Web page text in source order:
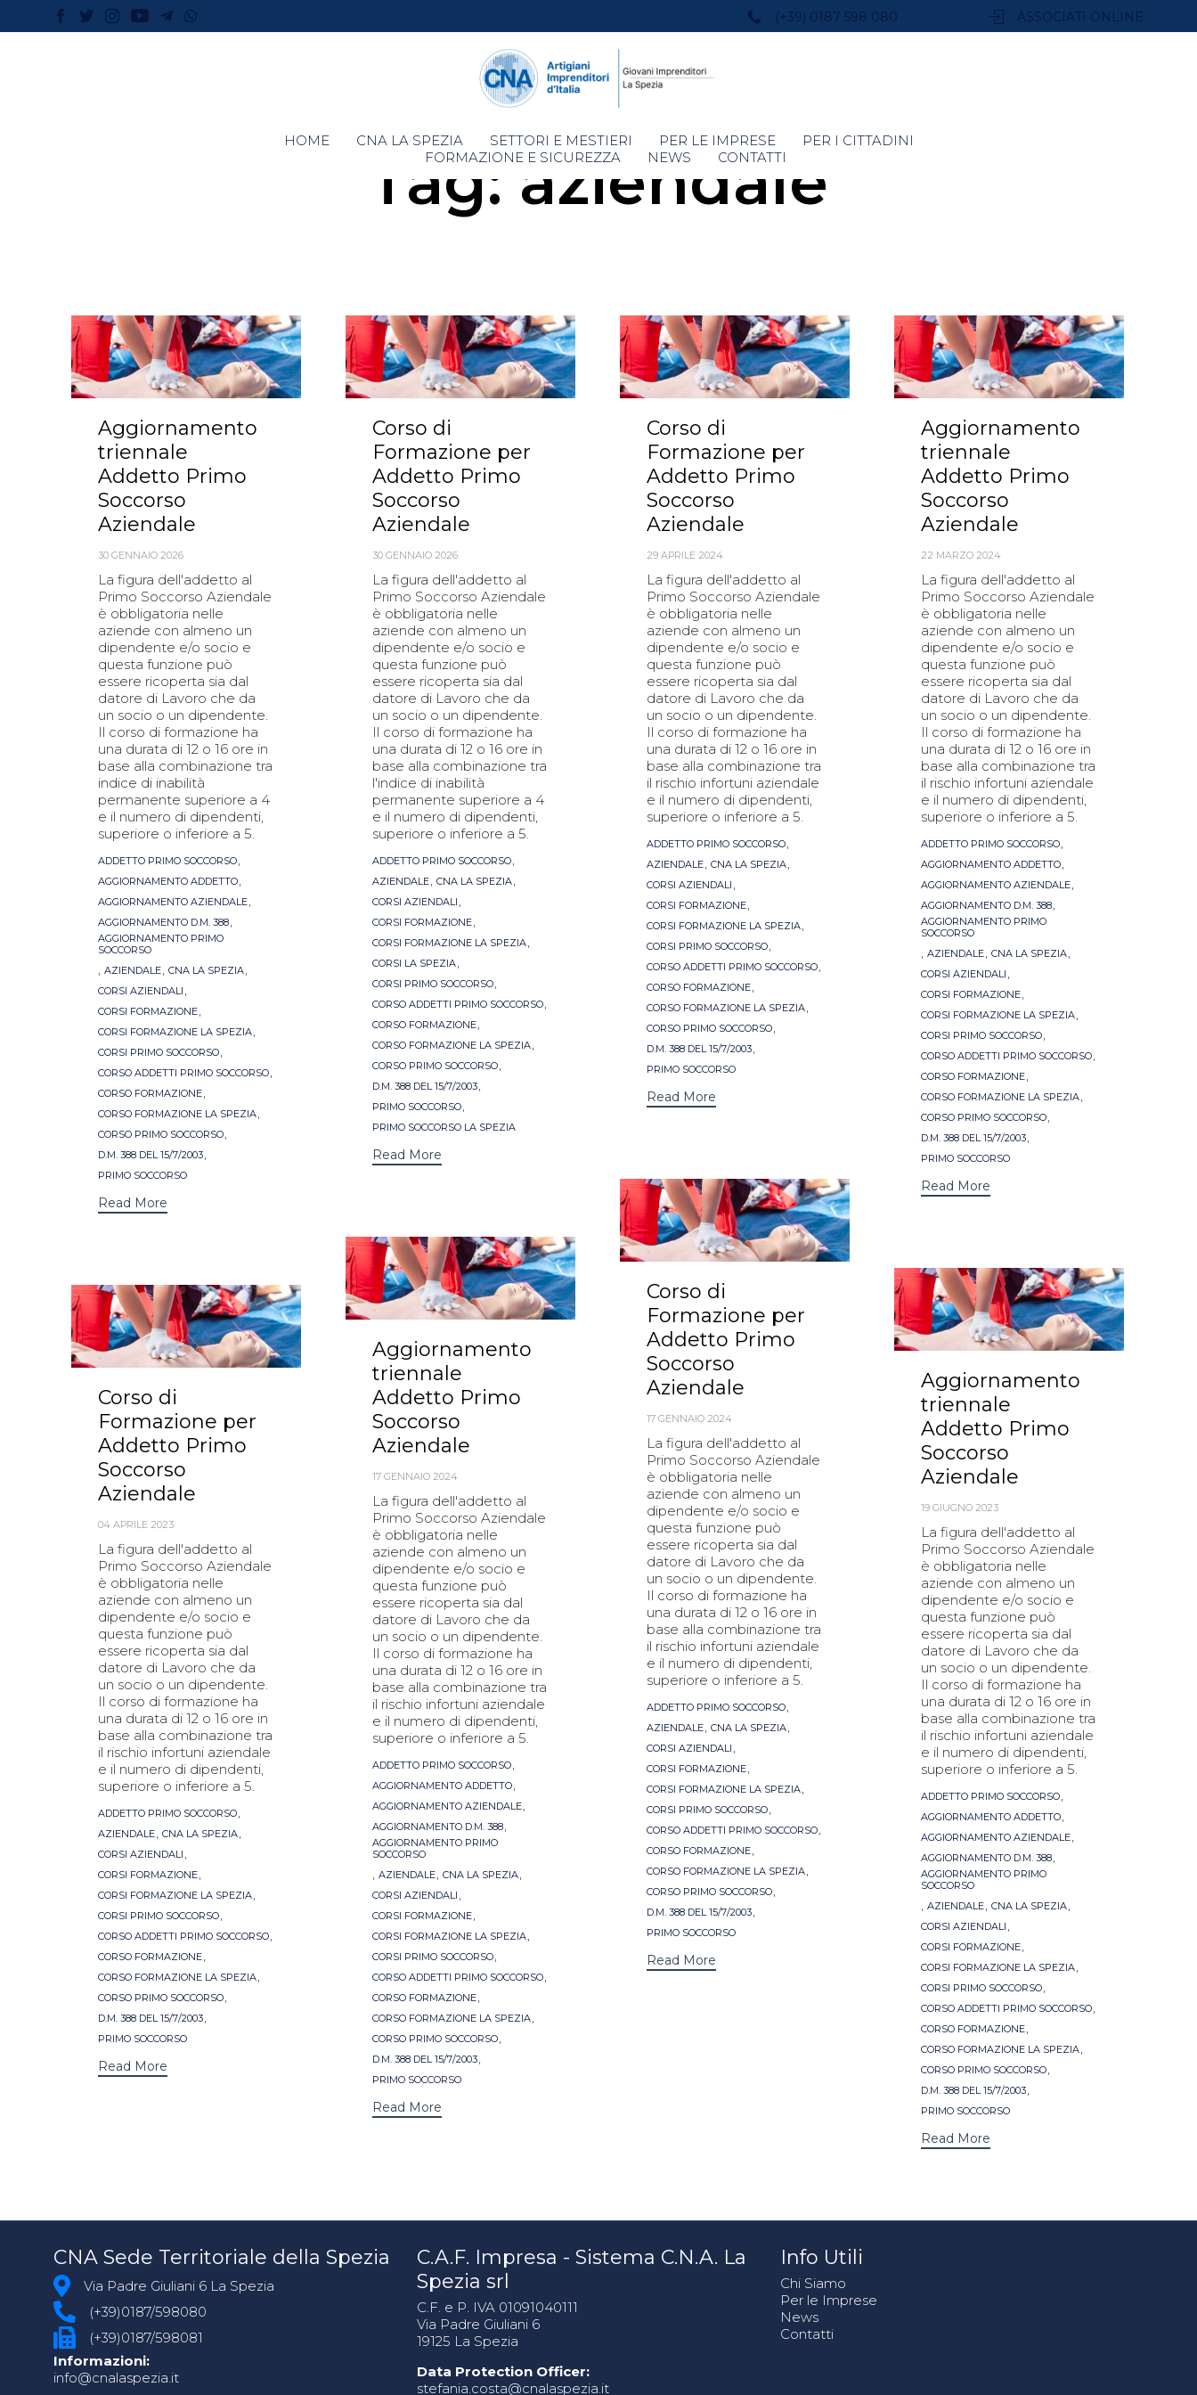
(+39) 0187 598 080 ASSOCIATI ONLINE
Skip
to
HOME CNA LA SPEZIA SETTORI E MESTIERI PER LE IMPRESE
PER I CITTADINI
FORMAZIONE E SICUREZZA
NEWS CONTATTI
Tag:aziendale
Aggiornamento
triennale
Addetto Primo
Soccorso
Aziendale
30 GENNAIO 2026
La figura dell'addetto al
Primo Soccorso Aziendale
è obbligatoria nelle
aziende con almeno un
dipendente e/o socio e
questa funzione può
essere ricoperta sia dal
datore di Lavoro che da
un socio o un dipendente.
Il corso di formazione ha
una durata di 12 o 16 ore in
base alla combinazione tra
indice di inabilità
permanente superiore a 4
e il numero di dipendenti,
superiore o inferiore a 5.
Tags
ADDETTO PRIMO SOCCORSO,
AGGIORNAMENTO ADDETTO,
AGGIORNAMENTO AZIENDALE,
AGGIORNAMENTO D.M. 388,
AGGIORNAMENTO PRIMO
SOCCORSO
, AZIENDALE, CNA LA SPEZIA,
CORSI AZIENDALI ,
CORSI FORMAZIONE,
CORSI FORMAZIONE LA SPEZIA,
CORSI PRIMO SOCCORSO,
CORSO ADDETTI PRIMO SOCCORSO,
CORSO FORMAZIONE,
CORSO FORMAZIONE LA SPEZIA,
CORSO PRIMO SOCCORSO,
D.M. 388 DEL 15/7/2003,
PRIMO SOCCORSO
Read More
Corso di
Formazione per
Addetto Primo
Soccorso
Aziendale
30 GENNAIO 2026
La figura dell'addetto al
Primo Soccorso Aziendale
è obbligatoria nelle
aziende con almeno un
dipendente e/o socio e
questa funzione può
essere ricoperta sia dal
datore di Lavoro che da
un socio o un dipendente.
Il corso di formazione ha
una durata di 12 o 16 ore in
base alla combinazione tra
l'indice di inabilità
permanente superiore a 4
e il numero di dipendenti,
superiore o inferiore a 5.
Tags
ADDETTO PRIMO SOCCORSO,
AZIENDALE, CNA LA SPEZIA,
CORSI AZIENDALI ,
CORSI FORMAZIONE,
CORSI FORMAZIONE LA SPEZIA,
CORSI LA SPEZIA,
CORSI PRIMO SOCCORSO,
CORSO ADDETTI PRIMO SOCCORSO,
CORSO FORMAZIONE,
CORSO FORMAZIONE LA SPEZIA,
CORSO PRIMO SOCCORSO,
D.M. 388 DEL 15/7/2003,
PRIMO SOCCORSO,
PRIMO SOCCORSO LA SPEZIA
Read More
Corso di
Formazione per
Addetto Primo
Soccorso
Aziendale
29 APRILE 2024
La figura dell'addetto al
Primo Soccorso Aziendale
è obbligatoria nelle
aziende con almeno un
dipendente e/o socio e
questa funzione può
essere ricoperta sia dal
datore di Lavoro che da
un socio o un dipendente.
Il corso di formazione ha
una durata di 12 o 16 ore in
base alla combinazione tra
il rischio infortuni aziendale
e il numero di dipendenti,
superiore o inferiore a 5.
Tags
ADDETTO PRIMO SOCCORSO,
AZIENDALE, CNA LA SPEZIA,
CORSI AZIENDALI ,
CORSI FORMAZIONE,
CORSI FORMAZIONE LA SPEZIA,
CORSI PRIMO SOCCORSO,
CORSO ADDETTI PRIMO SOCCORSO,
CORSO FORMAZIONE,
CORSO FORMAZIONE LA SPEZIA,
CORSO PRIMO SOCCORSO,
D.M. 388 DEL 15/7/2003,
PRIMO SOCCORSO
Read More
Aggiornamento
triennale
Addetto Primo
Soccorso
Aziendale
22 MARZO 2024
La figura dell'addetto al
Primo Soccorso Aziendale
è obbligatoria nelle
aziende con almeno un
dipendente e/o socio e
questa funzione può
essere ricoperta sia dal
datore di Lavoro che da
un socio o un dipendente.
Il corso di formazione ha
una durata di 12 o 16 ore in
base alla combinazione tra
il rischio infortuni aziendale
e il numero di dipendenti,
superiore o inferiore a 5.
Tags
ADDETTO PRIMO SOCCORSO,
AGGIORNAMENTO ADDETTO,
AGGIORNAMENTO AZIENDALE,
AGGIORNAMENTO D.M. 388,
AGGIORNAMENTO PRIMO
SOCCORSO
, AZIENDALE, CNA LA SPEZIA,
CORSI AZIENDALI ,
CORSI FORMAZIONE,
CORSI FORMAZIONE LA SPEZIA,
CORSI PRIMO SOCCORSO,
CORSO ADDETTI PRIMO SOCCORSO,
CORSO FORMAZIONE,
CORSO FORMAZIONE LA SPEZIA,
CORSO PRIMO SOCCORSO,
D.M. 388 DEL 15/7/2003,
PRIMO SOCCORSO
Read More
Corso di
Formazione per
Addetto Primo
Soccorso
Aziendale
17 GENNAIO 2024
La figura dell'addetto al
Primo Soccorso Aziendale
è obbligatoria nelle
aziende con almeno un
dipendente e/o socio e
questa funzione può
essere ricoperta sia dal
datore di Lavoro che da
un socio o un dipendente.
Il corso di formazione ha
una durata di 12 o 16 ore in
base alla combinazione tra
il rischio infortuni aziendale
e il numero di dipendenti,
superiore o inferiore a 5.
Tags
ADDETTO PRIMO SOCCORSO,
AZIENDALE, CNA LA SPEZIA,
CORSI AZIENDALI ,
CORSI FORMAZIONE,
CORSI FORMAZIONE LA SPEZIA,
CORSI PRIMO SOCCORSO,
CORSO ADDETTI PRIMO SOCCORSO,
CORSO FORMAZIONE,
CORSO FORMAZIONE LA SPEZIA,
CORSO PRIMO SOCCORSO,
D.M. 388 DEL 15/7/2003,
PRIMO SOCCORSO
Read More
Aggiornamento
triennale
Addetto Primo
Soccorso
Aziendale
17 GENNAIO 2024
La figura dell'addetto al
Primo Soccorso Aziendale
è obbligatoria nelle
aziende con almeno un
dipendente e/o socio e
questa funzione può
essere ricoperta sia dal
datore di Lavoro che da
un socio o un dipendente.
Il corso di formazione ha
una durata di 12 o 16 ore in
base alla combinazione tra
il rischio infortuni aziendale
e il numero di dipendenti,
superiore o inferiore a 5.
Tags
ADDETTO PRIMO SOCCORSO,
AGGIORNAMENTO ADDETTO,
AGGIORNAMENTO AZIENDALE,
AGGIORNAMENTO D.M. 388,
AGGIORNAMENTO PRIMO
SOCCORSO
, AZIENDALE, CNA LA SPEZIA,
CORSI AZIENDALI ,
CORSI FORMAZIONE,
CORSI FORMAZIONE LA SPEZIA,
CORSI PRIMO SOCCORSO,
CORSO ADDETTI PRIMO SOCCORSO,
CORSO FORMAZIONE,
CORSO FORMAZIONE LA SPEZIA,
CORSO PRIMO SOCCORSO,
D.M. 388 DEL 15/7/2003,
PRIMO SOCCORSO
Read More
Aggiornamento
triennale
Addetto Primo
Soccorso
Aziendale
19 GIUGNO 2023
La figura dell'addetto al
Primo Soccorso Aziendale
è obbligatoria nelle
aziende con almeno un
dipendente e/o socio e
questa funzione può
essere ricoperta sia dal
datore di Lavoro che da
un socio o un dipendente.
Il corso di formazione ha
una durata di 12 o 16 ore in
base alla combinazione tra
il rischio infortuni aziendale
e il numero di dipendenti,
superiore o inferiore a 5.
Tags
ADDETTO PRIMO SOCCORSO,
AGGIORNAMENTO ADDETTO,
AGGIORNAMENTO AZIENDALE,
AGGIORNAMENTO D.M. 388,
AGGIORNAMENTO PRIMO
SOCCORSO
, AZIENDALE, CNA LA SPEZIA,
CORSI AZIENDALI ,
CORSI FORMAZIONE,
CORSI FORMAZIONE LA SPEZIA,
CORSI PRIMO SOCCORSO,
CORSO ADDETTI PRIMO SOCCORSO,
CORSO FORMAZIONE,
CORSO FORMAZIONE LA SPEZIA,
CORSO PRIMO SOCCORSO,
D.M. 388 DEL 15/7/2003,
PRIMO SOCCORSO
Read More
Corso di
Formazione per
Addetto Primo
Soccorso
Aziendale
04 APRILE 2023
La figura dell'addetto al
Primo Soccorso Aziendale
è obbligatoria nelle
aziende con almeno un
dipendente e/o socio e
questa funzione può
essere ricoperta sia dal
datore di Lavoro che da
un socio o un dipendente.
Il corso di formazione ha
una durata di 12 o 16 ore in
base alla combinazione tra
il rischio infortuni aziendale
e il numero di dipendenti,
superiore o inferiore a 5.
Tags
ADDETTO PRIMO SOCCORSO,
AZIENDALE, CNA LA SPEZIA,
CORSI AZIENDALI ,
CORSI FORMAZIONE,
CORSI FORMAZIONE LA SPEZIA,
CORSI PRIMO SOCCORSO,
CORSO ADDETTI PRIMO SOCCORSO,
CORSO FORMAZIONE,
CORSO FORMAZIONE LA SPEZIA,
CORSO PRIMO SOCCORSO,
D.M. 388 DEL 15/7/2003,
PRIMO SOCCORSO
Read More
CNA Sede Territoriale della Spezia
Via Padre Giuliani 6 La Spezia
(+39)0187/598080
(+39)0187/598081
Informazioni:
info@cnalaspezia.it
C.A.F. Impresa - Sistema C.N.A. La
Spezia srl
C.F. e P. IVA 01091040111
Via Padre Giuliani 6
19125 La Spezia
Data Protection Officer:
stefania.costa@cnalaspezia.it
Info Utili
Chi Siamo
Per le Imprese
News
Contatti